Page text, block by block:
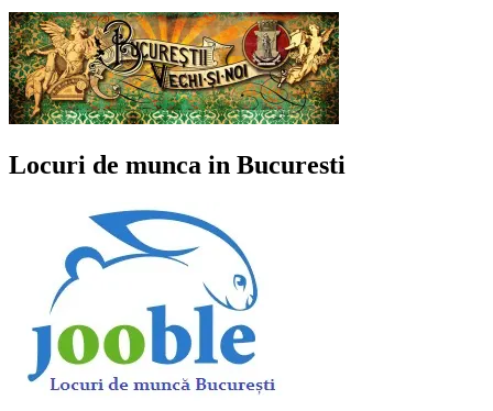
Locuri de munca in Bucuresti